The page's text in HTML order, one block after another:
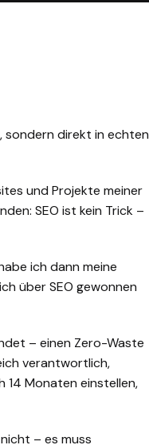
sondern direkt in echten
und Projekte meiner
SEO ist kein Trick –
ich dann meine
über SEO gewonnen
– einen Zero-Waste
verantwortlich,
14 Monaten einstellen,
– es muss